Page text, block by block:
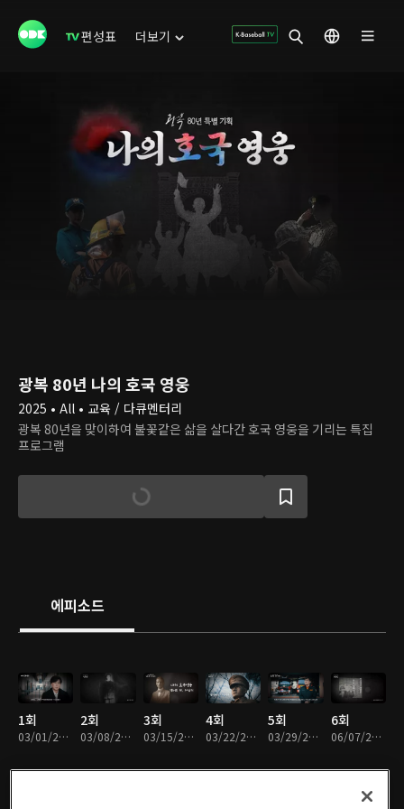
편성표 더보기
광복 80년 나의 호국 영웅
2025 • All • 교육 / 다큐멘터리
광복 80년을 맞이하여 불꽃같은 삶을 살다간 호국 영웅을 기리는 특집
프로그램
에피소드
1회
03/01/2025 • 5분
2회
03/08/2025 • 5분
3회
03/15/2025 • 5분
4회
03/22/2025 • 5분
5회
03/29/2025 • 5분
6회
06/07/2025 • 5분